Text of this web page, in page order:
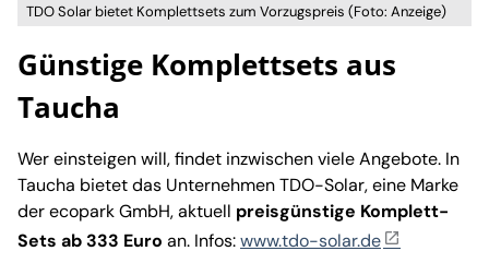
TDO Solar bietet Komplettsets zum Vorzugspreis (Foto: Anzeige)
Günstige Komplettsets aus
Taucha
Wer einsteigen will, findet inzwischen viele Angebote. In
Taucha bietet das Unternehmen TDO-Solar, eine Marke
der ecopark GmbH, aktuell preisgünstige Komplett-
Sets ab 333 Euro an. Infos:www.tdo-solar.de